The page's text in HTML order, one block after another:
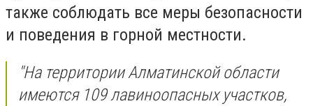
также соблюдать все меры безопасности
и поведения в горной местности.
"На территории Алматинской области
имеются 109 лавиноопасных участков,